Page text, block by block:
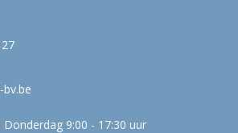
9:00 - 17:30 uur